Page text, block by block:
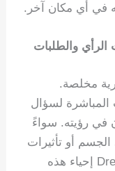
في أي مكان آخر.
والطلبات
مخلصة.
المباشرة لسؤال
في رؤيته. سواءً
أو تأثيرات
إبداعية غير مألوفة، يمكن ل DreamPaint إحياء هذه